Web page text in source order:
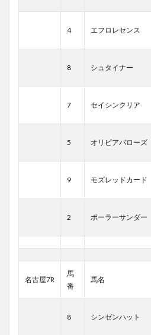
4 エフロレセンス
8 シュタイナー
7 セイシンクリア
5 オリビアバローズ
9 モズレッドカード
2 ポーラーサンダー
名古屋7R
馬
番
馬名
8 シンゼンハット